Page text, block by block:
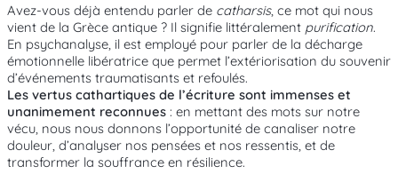
Avez-vous déjà entendu parler de catharsis, ce mot qui nous
vient de la Grèce antique ? Il signifie littéralement purification.
En psychanalyse, il est employé pour parler de la décharge
émotionnelle libératrice que permet l’extériorisation du souvenir
d’événements traumatisants et refoulés.
Les vertus cathartiques de l’écriture sont immenses et
unanimement reconnues : en mettant des mots sur notre
vécu, nous nous donnons l’opportunité de canaliser notre
douleur, d’analyser nos pensées et nos ressentis, et de
transformer la souffrance en résilience.